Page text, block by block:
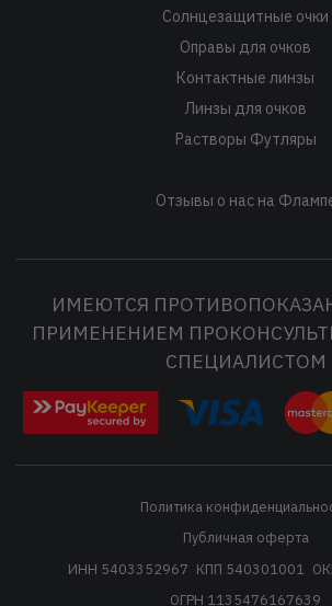
Солнцезащитные очки
Оправы для очков
Контактные линзы
Линзы для очков
Растворы Футляры
Отзывы о нас на
ИМЕЮТСЯ
ПРИМЕНЕНИЕМ
СПЕЦИАЛИСТОМ
Политика
Публичная оферта
ИНН 5403352967 КПП 540301001
ОГРН 1135476167639